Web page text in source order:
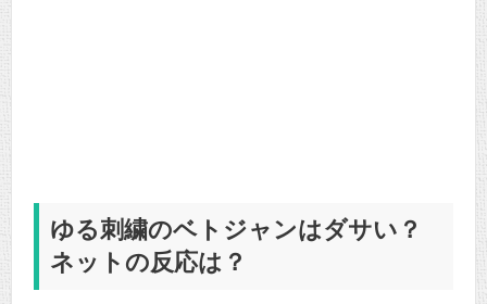
ゆる刺繍のベトジャンはダサい？
ネットの反応は？